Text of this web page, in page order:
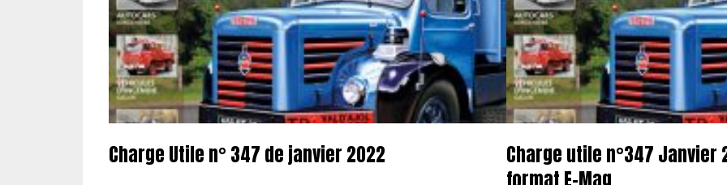
Charge Utile n° 347 de janvier 2022
Charge utile n°347 Janvier
format E-Mag